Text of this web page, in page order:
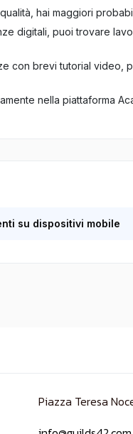
hai maggiori
digitali, puoi trovare
con brevi tutorial video,
nella piattaforma
su dispositivi mobile
Piazza Teresa